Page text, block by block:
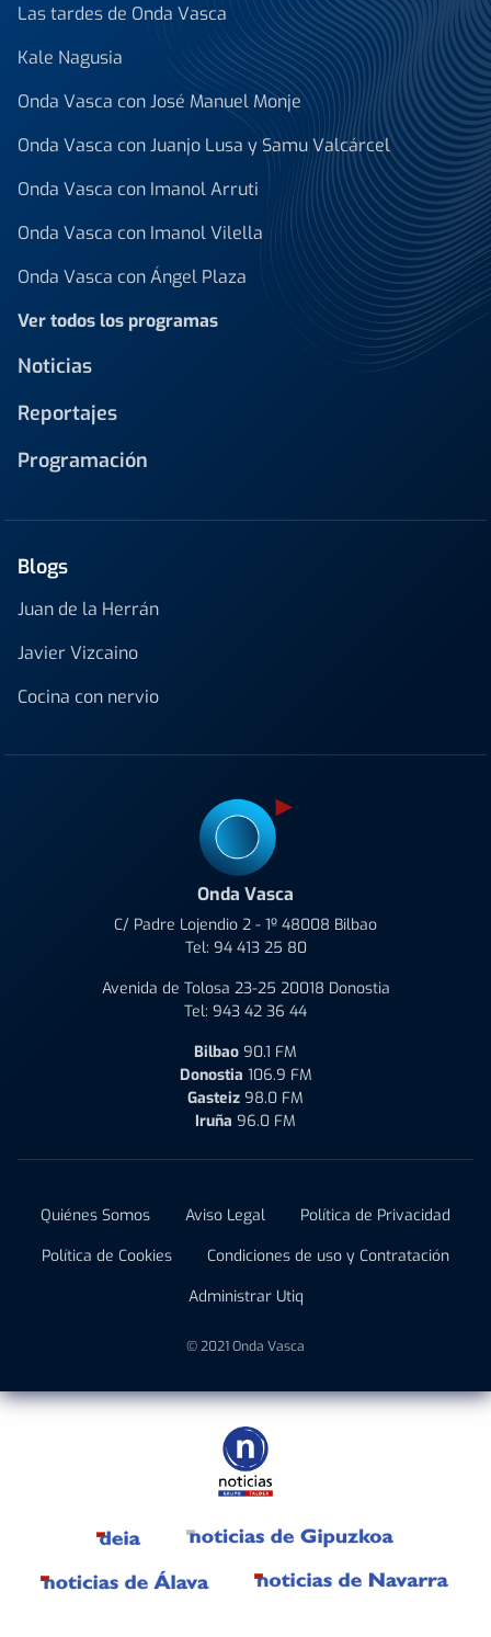
Las tardes de Onda Vasca
Kale Nagusia
Onda Vasca con José Manuel Monje
Onda Vasca con Juanjo Lusa y Samu Valcárcel
Onda Vasca con Imanol Arruti
Onda Vasca con Imanol Vilella
Onda Vasca con Ángel Plaza
Ver todos los programas
Noticias
Reportajes
Programación
Blogs
Juan de la Herrán
Javier Vizcaino
Cocina con nervio
Onda Vasca
C/ Padre Lojendio 2 - 1º 48008 Bilbao
Tel: 94 413 25 80
Avenida de Tolosa 23-25 20018 Donostia
Tel: 943 42 36 44
Bilbao 90.1 FM
Donostia 106.9 FM
Gasteiz 98.0 FM
Iruña 96.0 FM
Quiénes Somos Aviso Legal
Política de Privacidad
Política de Cookies
Condiciones de uso y Contratación
Administrar Utiq
© 2021 Onda Vasca